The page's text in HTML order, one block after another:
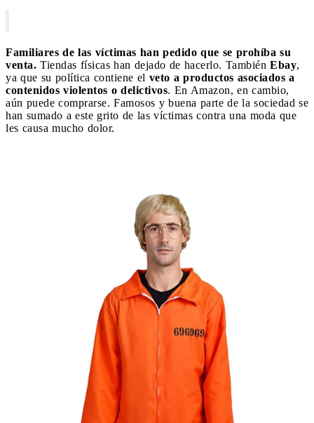
Familiares de las víctimas han pedido que se prohíba su
venta. Tiendas físicas han dejado de hacerlo. También Ebay,
ya que su política contiene el veto a productos asociados a
contenidos violentos o delictivos. En Amazon, en cambio,
aún puede comprarse. Famosos y buena parte de la sociedad se
han sumado a este grito de las víctimas contra una moda que
les causa mucho dolor.